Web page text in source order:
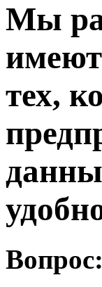
Мы
тех,
Вопрос: